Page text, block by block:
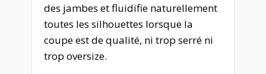
des jambes et fluidifie naturellement
toutes les silhouettes lorsque la
coupe est de qualité, ni trop serré ni
trop oversize.